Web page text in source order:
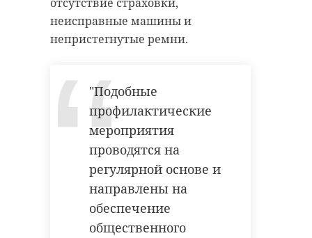
неисправные машины и
непристегнутые ремни.
"Подобные
профилактические
мероприятия
проводятся на
регулярной основе и
направлены на
обеспечение
общественного